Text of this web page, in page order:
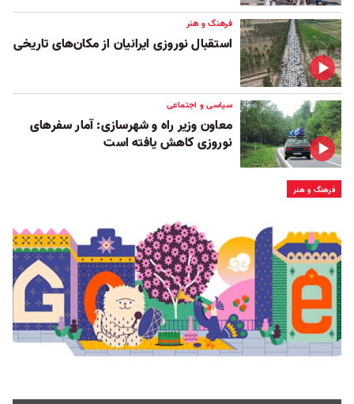
فرهنگ و هنر
استقبال نوروزی ایرانیان از مکان‌های تاریخی
سیاسی و اجتماعی
معاون وزیر راه و شهرسازی: آمار سفرهای
نوروزی کاهش یافته است
فرهنگ و هنر